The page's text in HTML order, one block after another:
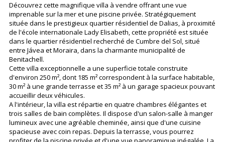
Découvrez cette magnifique villa à vendre offrant une vue
imprenable sur la mer et une piscine privée. Stratégiquement
située dans le prestigieux quartier résidentiel de Dalias, à proximité
de l'école internationale Lady Elisabeth, cette propriété est située
dans le quartier résidentiel recherché de Cumbre del Sol, situé
entre Jávea et Moraira, dans la charmante municipalité de
Benitachell.
Cette villa exceptionnelle a une superficie totale construite
d'environ 250 m², dont 185 m² correspondent à la surface habitable,
30 m² à une grande terrasse et 35 m² à un garage spacieux pouvant
accueillir deux véhicules.
A l'intérieur, la villa est répartie en quatre chambres élégantes et
trois salles de bain complètes. Il dispose d'un salon-salle à manger
lumineux avec une agréable cheminée, ainsi que d'une cuisine
spacieuse avec coin repas. Depuis la terrasse, vous pourrez